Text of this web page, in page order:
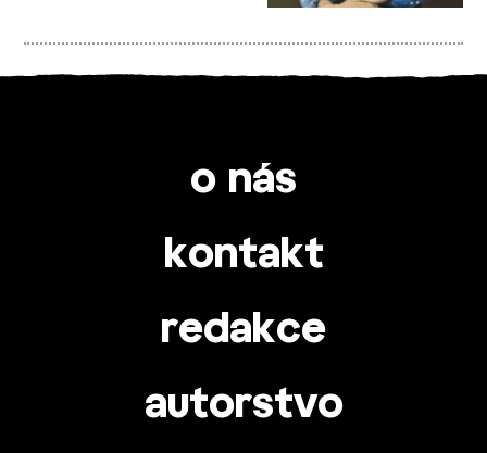
o nás
kontakt
redakce
autorstvo